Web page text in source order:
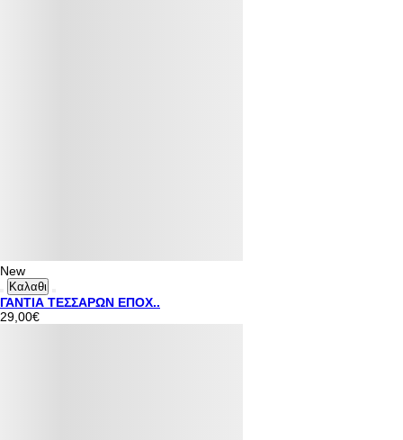
New
Καλαθι
ΓΑΝΤΙΑ ΤΕΣΣΑΡΩΝ ΕΠΟΧ..
29,00€